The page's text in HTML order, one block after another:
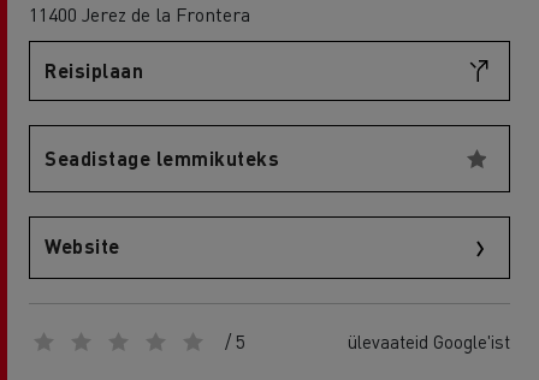
11400 Jerez de la Frontera
Reisiplaan
Seadistage lemmikuteks
Website
/ 5 ülevaateid Google'ist